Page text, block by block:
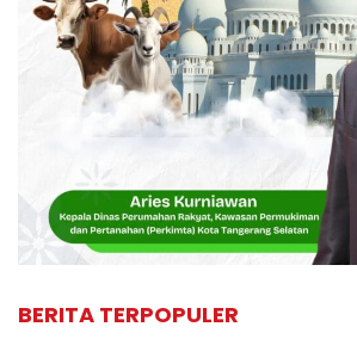
BERITA TERPOPULER